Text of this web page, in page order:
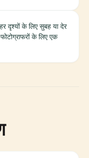
दृश्यों के लिए सुबह या देर
के लिए एक